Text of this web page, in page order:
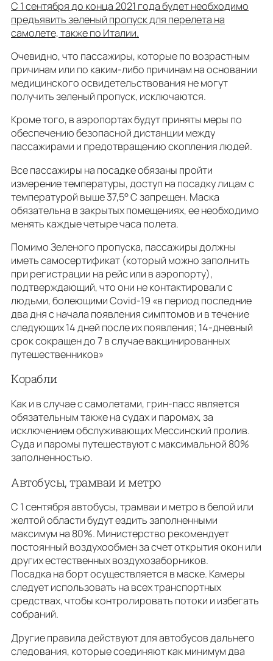
С 1 сентября до конца 2021 года будет необходимо
предъявить зеленый пропуск для перелета на
самолете, также по Италии.
Очевидно, что пассажиры, которые по возрастным
причинам или по каким-либо причинам на основании
медицинского освидетельствования не могут
получить зеленый пропуск, исключаются.
Кроме того, в аэропортах будут приняты меры по
обеспечению безопасной дистанции между
пассажирами и предотвращению скопления людей.
Все пассажиры на посадке обязаны пройти
измерение температуры, доступ на посадку лицам с
температурой выше 37,5° C запрещен. Маска
обязательна в закрытых помещениях, ее необходимо
менять каждые четыре часа полета.
Помимо Зеленого пропуска, пассажиры должны
иметь самосертификат (который можно заполнить
при регистрации на рейс или в аэропорту),
подтверждающий, что они не контактировали с
людьми, болеющими Covid-19 «в период последние
два дня с начала появления симптомов и в течение
следующих 14 дней после их появления; 14-дневный
срок сокращен до 7 в случае вакцинированных
путешественников»
Корабли
Как и в случае с самолетами, грин-пасс является
обязательным также на судах и паромах, за
исключением обслуживающих Мессинский пролив.
Суда и паромы путешествуют с максимальной 80%
заполненностью.
Автобусы, трамваи и метро
С 1 сентября автобусы, трамваи и метро в белой или
желтой области будут ездить заполненными
максимум на 80%. Министерство рекомендует
постоянный воздухообмен за счет открытия окон или
других естественных воздухозаборников.
Посадка на борт осуществляется в маске. Камеры
следует использовать на всех транспортных
средствах, чтобы контролировать потоки и избегать
собраний.
Другие правила действуют для автобусов дальнего
следования, которые соединяют как минимум два